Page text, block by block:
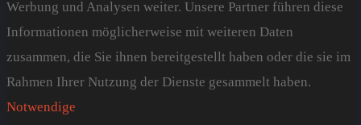
Werbung und Analysen weiter. Unsere Partner führen diese
Informationen möglicherweise mit weiteren Daten
zusammen, die Sie ihnen bereitgestellt haben oder die sie im
Rahmen Ihrer Nutzung der Dienste gesammelt haben.
Notwendige